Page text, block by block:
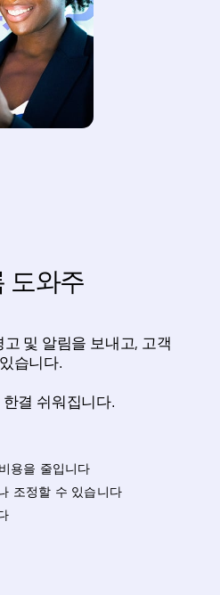
도와주
및 알림을 보내고, 고객
습니다.
결 쉬워집니다.
용을 줄입니다
조정할 수 있습니다